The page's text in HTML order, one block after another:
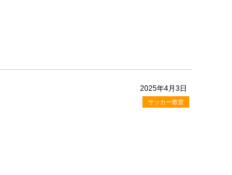
2025年4月3日
サッカー教室